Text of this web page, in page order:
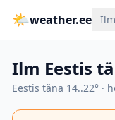
🌤weather.ee
Ilm Eestis
Eestis täna 14..22° ·